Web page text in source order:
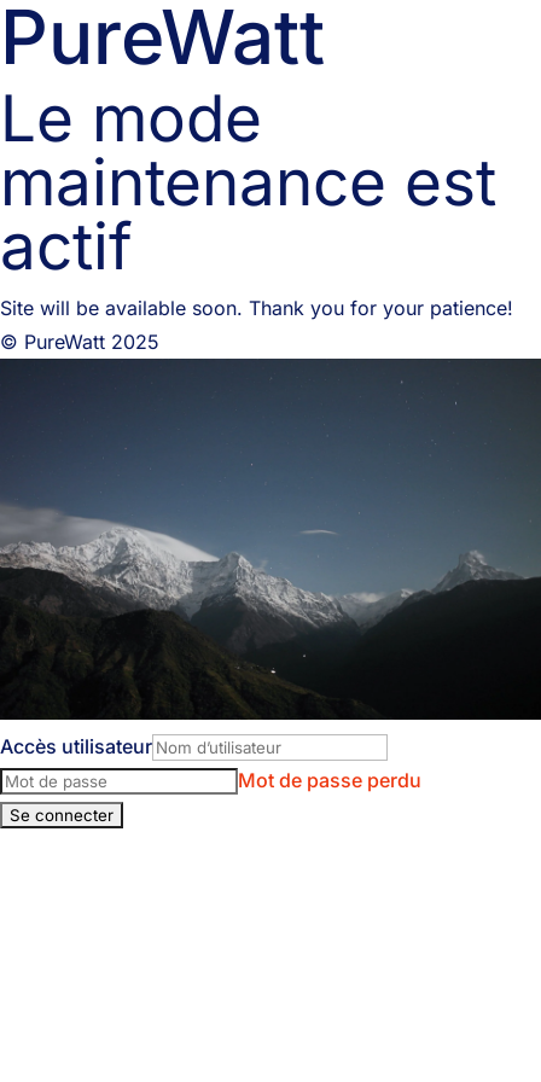
PureWatt
Le mode
maintenance est
actif
Site will be available soon. Thank you for your patience!
© PureWatt 2025
Accès utilisateur
Mot de passe perdu